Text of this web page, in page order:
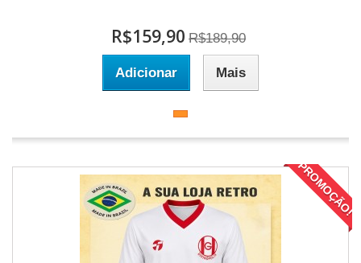
R$159,90 R$189,90
Adicionar Mais
PROMOÇÃO!